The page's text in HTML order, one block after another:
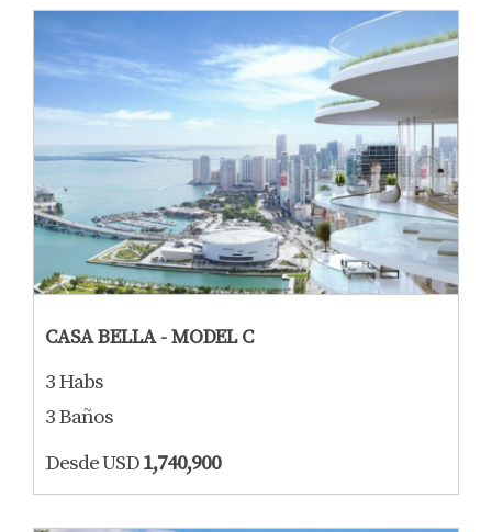
CASA BELLA - MODEL C
3 Habs
3 Baños
Desde USD1,740,900